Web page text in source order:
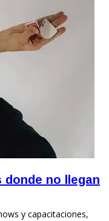
donde no llegan
y capacitaciones,